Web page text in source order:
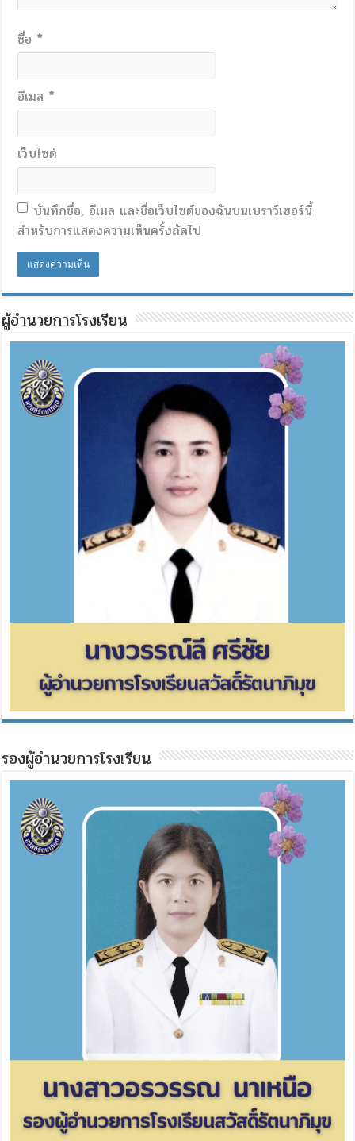
ชื่อ *
อีเมล *
เว็บไซต์
บันทึกชื่อ, อีเมล และชื่อเว็บไซต์ของฉันบนเบราว์เซอร์นี้
สำหรับการแสดงความเห็นครั้งถัดไป
ผู้อำนวยการโรงเรียน
รองผู้อำนวยการโรงเรียน